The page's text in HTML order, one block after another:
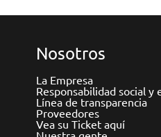
Nosotros
La Empresa
Responsabilidad social y
Línea de transparencia
Proveedores
Vea su Ticket aquí